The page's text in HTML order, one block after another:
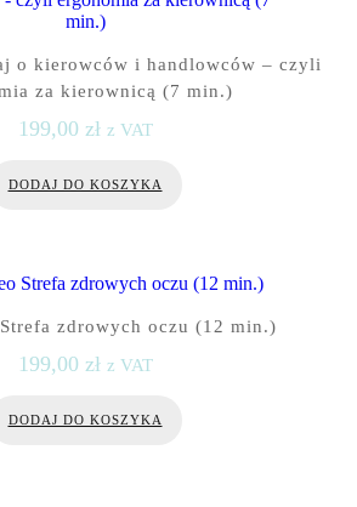
o kierowców i handlowców – czyli
za kierownicą (7 min.)
199,00 zł z VAT
DODAJ DO KOSZYKA
zdrowych oczu (12 min.)
199,00 zł z VAT
DODAJ DO KOSZYKA